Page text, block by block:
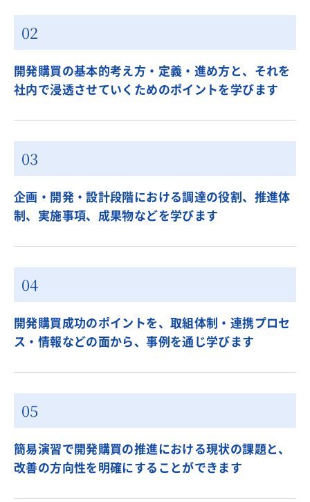
開発購買の基本的考え方・定義・進め方と、それを
社内で浸透させていくためのポイントを学びます
企画・開発・設計段階における調達の役割、推進体
制、実施事項、成果物などを学びます
開発購買成功のポイントを、取組体制・連携プロセ
ス・情報などの面から、事例を通じ学びます
簡易演習で開発購買の推進における現状の課題と、
改善の方向性を明確にすることができます